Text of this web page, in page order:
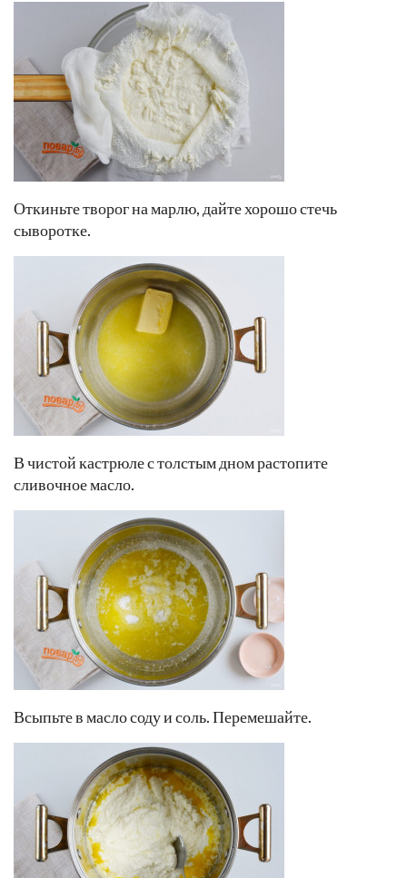
Откиньте творог на марлю, дайте хорошо стечь
сыворотке.
В чистой кастрюле с толстым дном растопите
сливочное масло.
Всыпьте в масло соду и соль. Перемешайте.